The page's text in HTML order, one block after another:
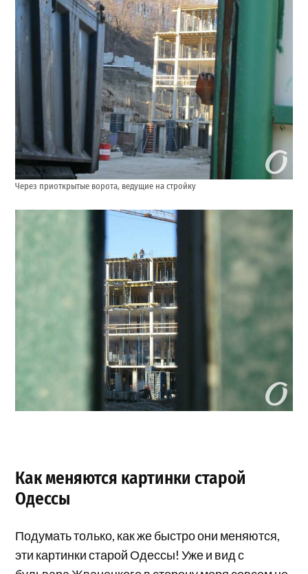
Через приоткрытые ворота, ведущие на стройку
Как меняются картинки старой
Одессы
Подумать только, как же быстро они меняются,
эти картинки старой Одессы! Уже и вид с